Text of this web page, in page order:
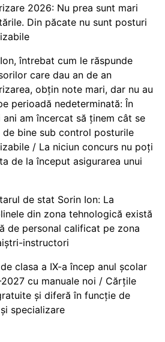
2026: Nu prea sunt mari
Din păcate nu sunt posturi
întrebat cum le răspunde
care dau an de an
obțin note mari, dar nu au
perioadă nedeterminată: În
ani am încercat să ținem cât se
de bine sub control posturile
/ La niciun concurs nu poți
de la început asigurarea unui
de stat Sorin Ion: La
din zona tehnologică există
de personal calificat pe zona
instructori
clasa a IX-a încep anul școlar
cu manuale noi / Cărțile
și diferă în funcție de
specializare